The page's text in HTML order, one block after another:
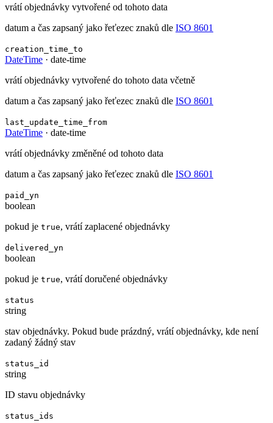
vrátí objednávky vytvořené od tohoto data
datum a čas zapsaný jako řeťezec znaků dle ISO 8601
creation_time_to
DateTime · date-time
vrátí objednávky vytvořené do tohoto data včetně
datum a čas zapsaný jako řeťezec znaků dle ISO 8601
last_update_time_from
DateTime · date-time
vrátí objednávky změněné od tohoto data
datum a čas zapsaný jako řeťezec znaků dle ISO 8601
paid_yn
boolean
pokud je true, vrátí zaplacené objednávky
delivered_yn
boolean
pokud je true, vrátí doručené objednávky
status
string
stav objednávky. Pokud bude prázdný, vrátí objednávky, kde není
zadaný žádný stav
status_id
string
ID stavu objednávky
status_ids